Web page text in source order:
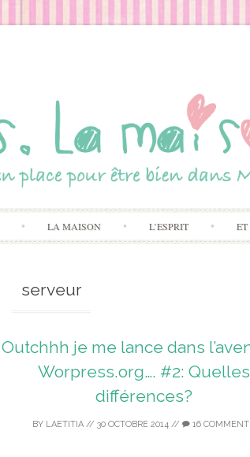
LA MAISON L’ESPRIT ET
serveur
Outchhh je me lance dans
Worpress.org…. #2: Quelles
différences?
BY LAETITIA // 30 OCTOBRE 2014 // 16